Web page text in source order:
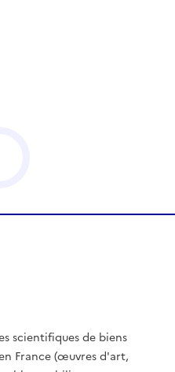
scientifiques de biens
France (œuvres d'art,